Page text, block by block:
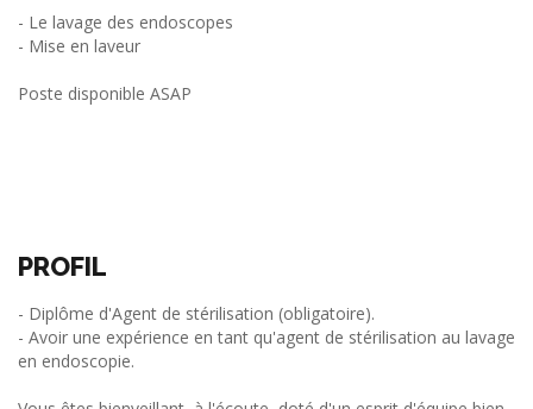
- Le lavage des endoscopes
- Mise en laveur
Poste disponible ASAP
PROFIL
- Diplôme d'Agent de stérilisation (obligatoire).
- Avoir une expérience en tant qu'agent de stérilisation au lavage
en endoscopie.